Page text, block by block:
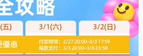
也可以飛遍全世界
充好充滿 CUKTECH 酷態科 300W 微
Data Recovery Wizard Free
Partition Master 就是這麼簡單
覆蓋更遠更清晰、2日長續航、頂尖影